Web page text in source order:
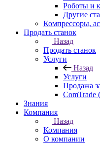
Роботы и
Другие
Компрессоры,
Продать станок
Назад
Продать станок
Услуги
Назад
Услуги
Продажа
ComTrade
Знания
Компания
Назад
Компания
О компании